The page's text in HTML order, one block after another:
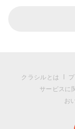
クラシルとは
サービスに
お